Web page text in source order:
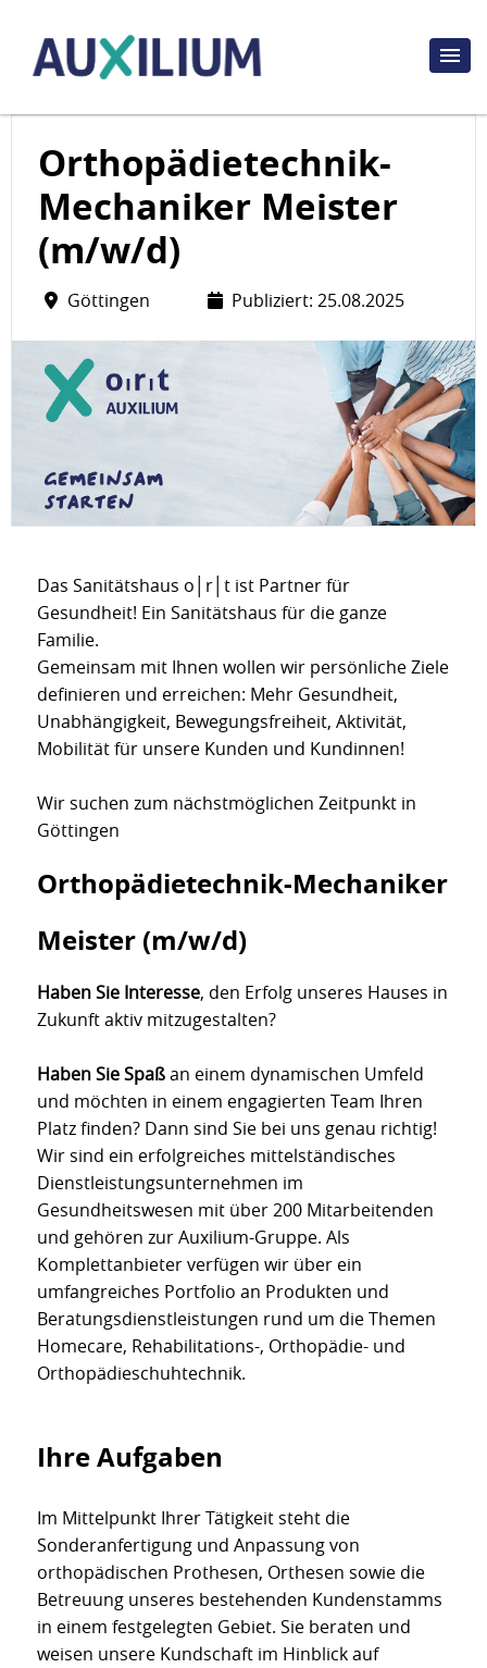
Orthopädietechnik-
Mechaniker Meister
(m/w/d)
Göttingen Publiziert: 25.08.2025
Das Sanitätshaus o│r│t ist Partner für
Gesundheit! Ein Sanitätshaus für die ganze
Familie.
Gemeinsam mit Ihnen wollen wir persönliche Ziele
definieren und erreichen: Mehr Gesundheit,
Unabhängigkeit, Bewegungsfreiheit, Aktivität,
Mobilität für unsere Kunden und Kundinnen!
Wir suchen zum nächstmöglichen Zeitpunkt in
Göttingen
Orthopädietechnik-Mechaniker
Meister (m/w/d)
Haben Sie Interesse, den Erfolg unseres Hauses in
Zukunft aktiv mitzugestalten?
Haben Sie Spaßan einem dynamischen Umfeld
und möchten in einem engagierten Team Ihren
Platz finden? Dann sind Sie bei uns genau richtig!
Wir sind ein erfolgreiches mittelständisches
Dienstleistungsunternehmen im
Gesundheitswesen mit über 200 Mitarbeitenden
und gehören zur Auxilium-Gruppe. Als
Komplettanbieter verfügen wir über ein
umfangreiches Portfolio an Produkten und
Beratungsdienstleistungen rund um die Themen
Homecare, Rehabilitations-, Orthopädie- und
Orthopädieschuhtechnik.
Ihre Aufgaben
Im Mittelpunkt Ihrer Tätigkeit steht die
Sonderanfertigung und Anpassung von
orthopädischen Prothesen, Orthesen sowie die
Betreuung unseres bestehenden Kundenstamms
in einem festgelegten Gebiet. Sie beraten und
weisen unsere Kundschaft im Hinblick auf